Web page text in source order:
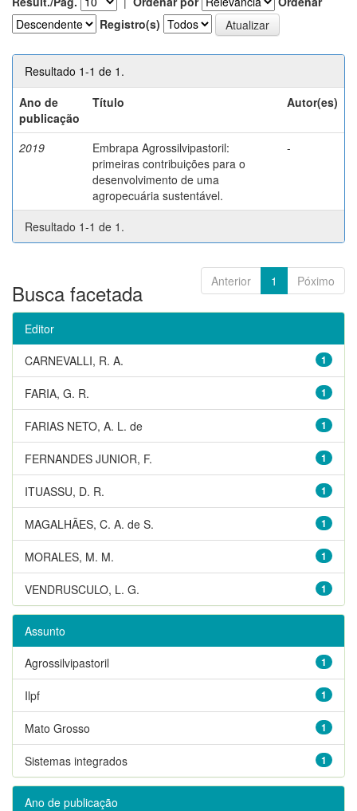
Registro(s)
Resultado 1-1 de 1.
Ano de
publicação
Título Autor(es)
2019
Embrapa Agrossilvipastoril:
primeiras contribuições para o
desenvolvimento de uma
agropecuária sustentável.
-
Resultado 1-1 de 1.
Anterior 1 Póximo
Busca facetada
Editor
1
CARNEVALLI, R. A.
1
FARIA, G. R.
1
FARIAS NETO, A. L. de
1
FERNANDES JUNIOR, F.
1
ITUASSU, D. R.
1
MAGALHÃES, C. A. de S.
1
MORALES, M. M.
1
VENDRUSCULO, L. G.
Assunto
1
Agrossilvipastoril
1
Ilpf
1
Mato Grosso
1
Sistemas integrados
Ano de publicação